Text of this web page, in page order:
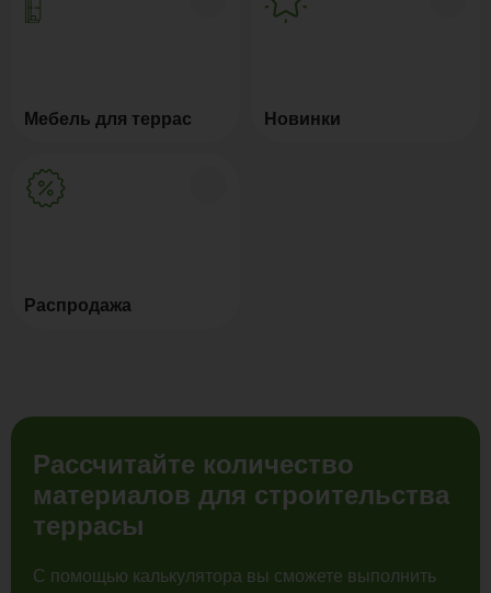
Мебель для террас Новинки
Распродажа
Рассчитайте количество
материалов для строительства
террасы
С помощью калькулятора вы сможете выполнить